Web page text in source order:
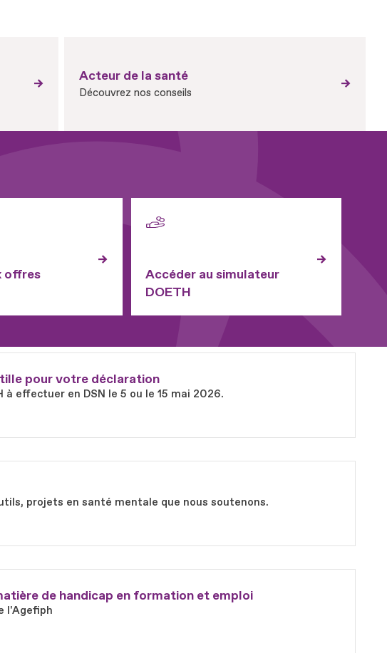
Acteur de la santé
Découvrez nos conseils
offres
Accéder au simulateur
DOETH
pour votre déclaration
effectuer en DSN le 5 ou le 15 mai 2026.
projets en santé mentale que nous soutenons.
de handicap en formation et emploi
l'Agefiph